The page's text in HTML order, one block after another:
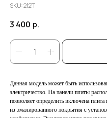
SKU:212Т
3 400 р.
Данная модель может быть
электричество. На панели плиты
позволяет определить включена
из эмалированного покрытия с